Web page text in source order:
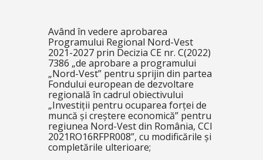
Având în vedere aprobarea
Programului Regional Nord-Vest
2021-2027 prin Decizia CE nr. C(2022)
7386 „de aprobare a programului
„Nord-Vest” pentru sprijin din partea
Fondului european de dezvoltare
regională în cadrul obiectivului
„Investiții pentru ocuparea forței de
muncă și creștere economică” pentru
regiunea Nord-Vest din România, CCI
2021RO16RFPR008”, cu modificările și
completările ulterioare;